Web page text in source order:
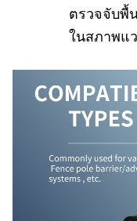
ตรวจจับพื้
ในสภาพแ